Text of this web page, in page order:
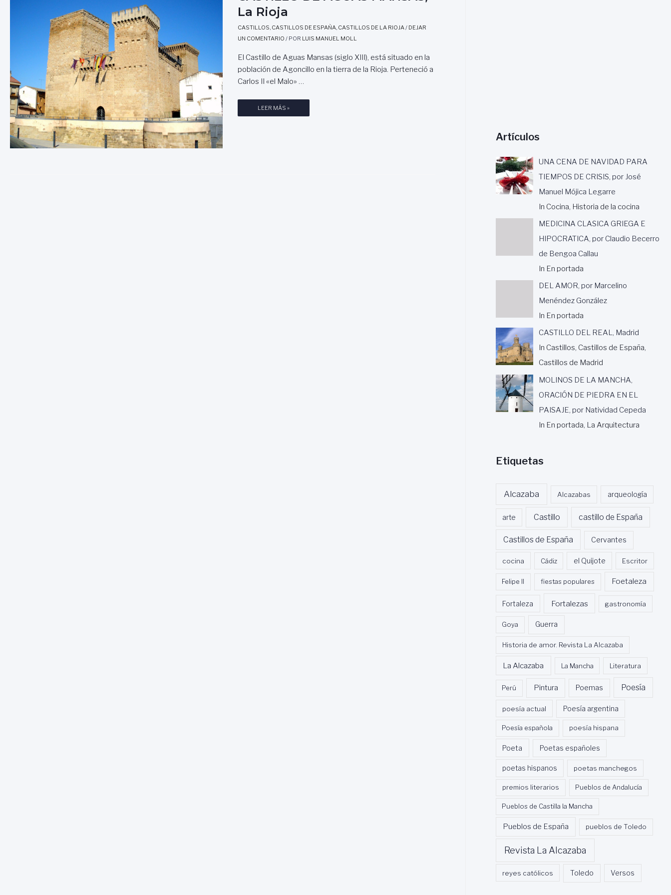
La Rioja
CASTILLOS, CASTILLOS DE ESPAÑA, CASTILLOS DE LA RIOJA/ DEJAR
UN COMENTARIO / POR LUIS MANUEL MOLL
El Castillo de Aguas Mansas (siglo XIII), está situado en la
población de Agoncillo en la tierra de la Rioja. Perteneció a
Carlos II «el Malo» …
C
LEER MÁS »
Artículos
UNA CENA DE NAVIDAD PARA
TIEMPOS DE CRISIS, por José
Manuel Mójica Legarre
In Cocina, Historia de la cocina
MEDICINA CLASICA GRIEGA E
HIPOCRATICA, por Claudio Becerro
de Bengoa Callau
In En portada
DEL AMOR, por Marcelino
Menéndez González
In En portada
CASTILLO DEL REAL, Madrid
In Castillos, Castillos de España,
Castillos de Madrid
MOLINOS DE LA MANCHA,
ORACIÓN DE PIEDRA EN EL
PAISAJE, por Natividad Cepeda
In En portada, La Arquitectura
Etiquetas
Alcazaba Alcazabas arqueología
arte Castillo castillo de España
Castillos de España Cervantes
cocina Cádiz el Quijote Escritor
Felipe II fiestas populares Foetaleza
Fortaleza Fortalezas gastronomía
Goya Guerra
Historia de amor. Revista La Alcazaba
La Alcazaba La Mancha Literatura
Perú Pintura Poemas Poesía
poesía actual Poesía argentina
Poesía española poesía hispana
Poeta Poetas españoles
poetas hispanos poetas manchegos
premios literarios Pueblos de Andalucía
Pueblos de Castilla la Mancha
Pueblos de España pueblos de Toledo
Revista La Alcazaba
reyes católicos Toledo Versos